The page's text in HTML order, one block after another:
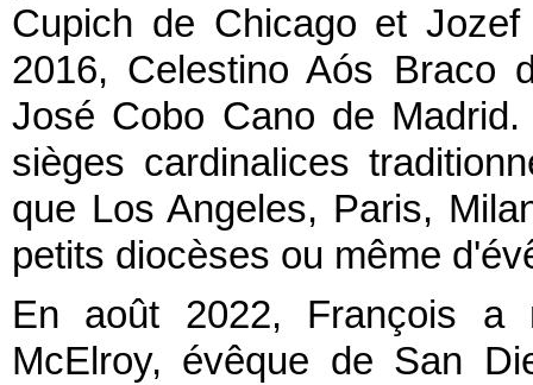
Cupich de Chicago et
2016, Celestino Aós Braco
José Cobo Cano de
sièges cardinalices
que Los Angeles, Paris,
petits diocèses ou même
En août 2022, François a
McElroy, évêque de San